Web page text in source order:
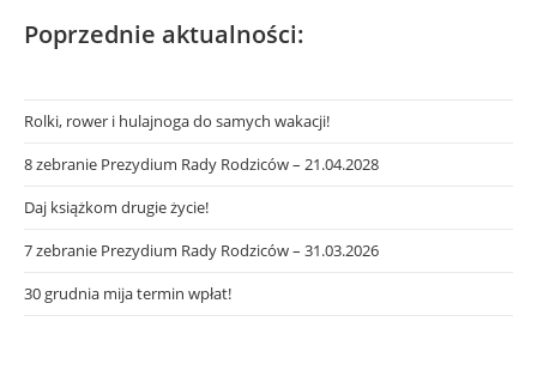
Poprzednie aktualności:
Rolki, rower i hulajnoga do samych wakacji!
8 zebranie Prezydium Rady Rodziców – 21.04.2028
Daj książkom drugie życie!
7 zebranie Prezydium Rady Rodziców – 31.03.2026
30 grudnia mija termin wpłat!